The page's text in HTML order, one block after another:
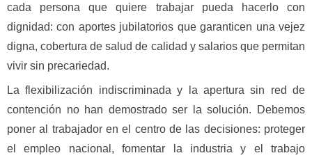
cada persona que quiere trabajar pueda hacerlo con
dignidad: con aportes jubilatorios que garanticen una vejez
digna, cobertura de salud de calidad y salarios que permitan
vivir sin precariedad.
La flexibilización indiscriminada y la apertura sin red de
contención no han demostrado ser la solución. Debemos
poner al trabajador en el centro de las decisiones: proteger
el empleo nacional, fomentar la industria y el trabajo